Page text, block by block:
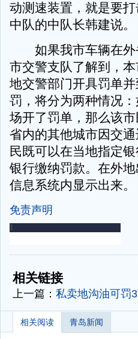
动测速装置，就是要
中队的中队长韩建说。
如果我市车辆在外
市交警支队了解到，
地交警部门开具罚单
罚，将分为两种情况
场开了罚单，那么该
省内的其他城市因交
民既可以在当地指定
银行缴纳罚款。在外
信息系统内显示出来
免责声明
-
相关链接
上一篇： 私卖地沟油可罚
相关阅读 青岛新闻